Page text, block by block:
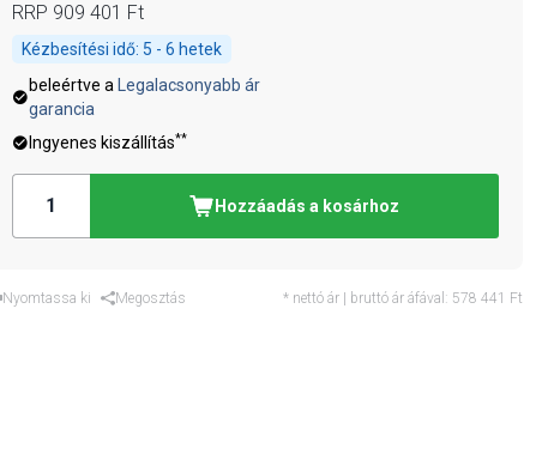
RRP 909 401 Ft
Kézbesítési idő: 5 - 6 hetek
beleértve a
Legalacsonyabb ár
garancia
Ingyenes kiszállítás**
Hozzáadás a kosárhoz
Nyomtassa ki Megosztás * nettó ár | bruttó ár áfával: 578 441 Ft